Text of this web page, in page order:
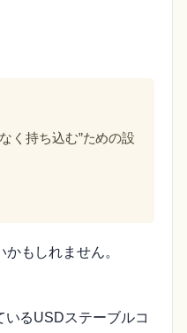
く持ち込む”ための設
もしれません。
るUSDステーブルコ